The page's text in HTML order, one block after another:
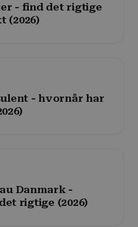
- find det rigtige
(2026)
- hvornår har
Danmark -
rigtige (2026)